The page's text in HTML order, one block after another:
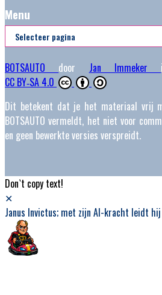
Menu
Menu
BOTSAUTO door Jan Immeker
CC BY‑SA 4.0
Dit betekent dat je het materiaal vrij
BOTSAUTO vermeldt, het niet voor
en geen bewerkte versies verspreidt.
Don`t copy text!
✕
Janus Invictus; met zijn AI-kracht leidt